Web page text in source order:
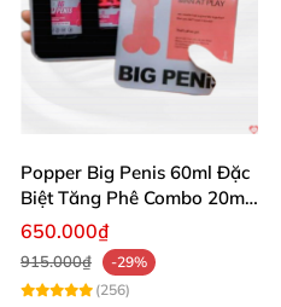
Popper Big Penis 60ml Đặc
Biệt Tăng Phê Combo 20ml
40ml
650.000₫
915.000₫
-29%
(256)